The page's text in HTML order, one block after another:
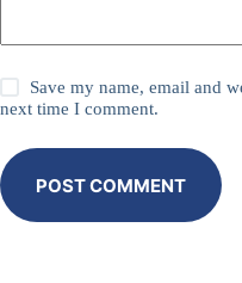
Save my name, email and
next time I comment.
POST COMMENT